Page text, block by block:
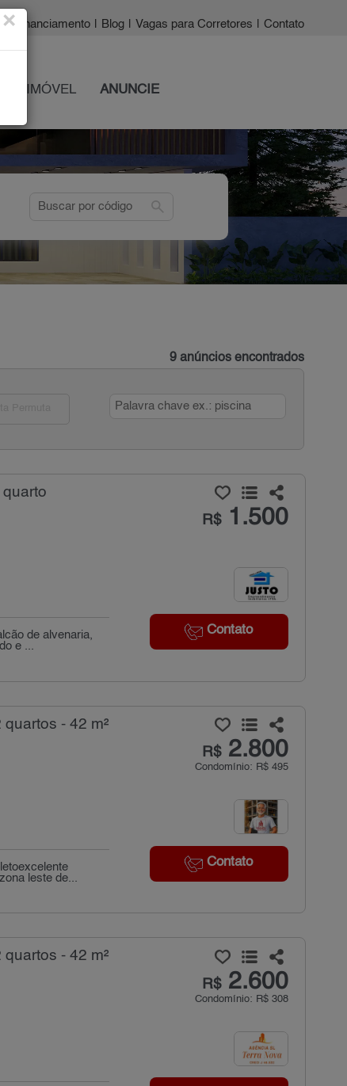
| Financiamento Blog Vagas para Corretores Contato
IMÓVEL ANUNCIE
search
9 anúncios encontrados
R$1.500
Contato
de alvenaria,
e ...
- 42 m²
R$2.800
Condomínio: R$ 495
Contato
leste de...
- 42 m²
R$2.600
Condomínio: R$ 308
×